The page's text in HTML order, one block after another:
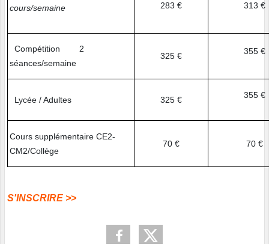
cours/semaine
283 € 313 €
Compétition 2
séances/semaine
325 € 355 €
Lycée / Adultes 325 € 355 €
Cours supplémentaire CE2-
CM2/Collège
70 € 70 €
S'INSCRIRE >>